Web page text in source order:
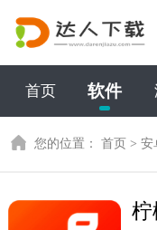
首页 软件
您的位置：首页 >安
柠